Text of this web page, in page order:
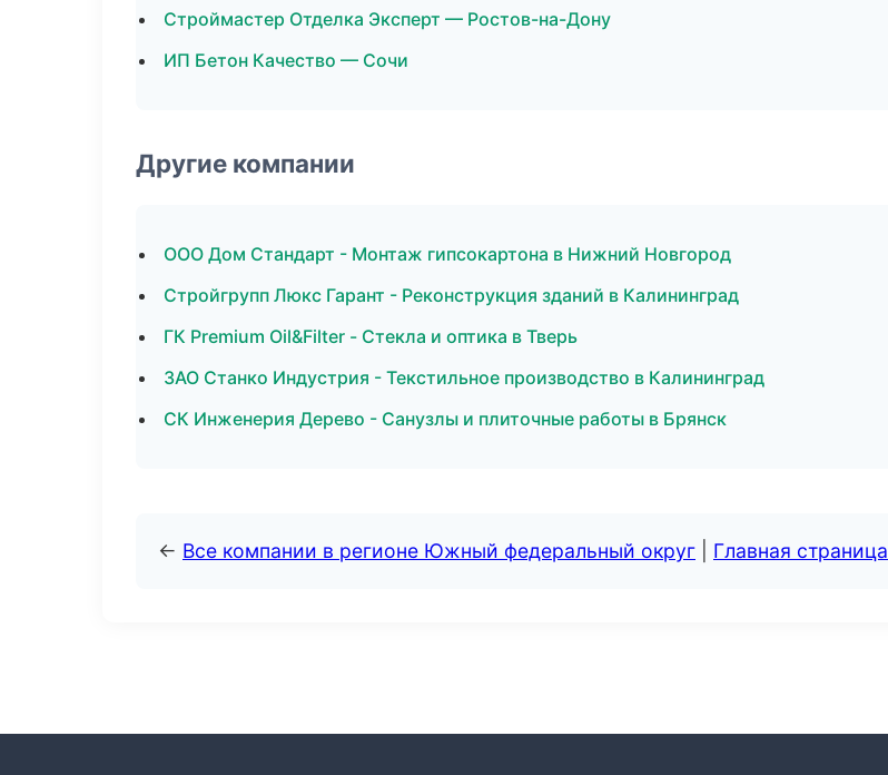
Строймастер Отделка Эксперт — Ростов-на-Дону
ИП Бетон Качество — Сочи
Другие компании
ООО Дом Стандарт - Монтаж гипсокартона в Нижний Новгород
Стройгрупп Люкс Гарант - Реконструкция зданий в Калининград
ГК Premium Oil&Filter - Стекла и оптика в Тверь
ЗАО Станко Индустрия - Текстильное производство в Калининград
СК Инженерия Дерево - Санузлы и плиточные работы в Брянск
← Все компании в регионе Южный федеральный округ Главная страница